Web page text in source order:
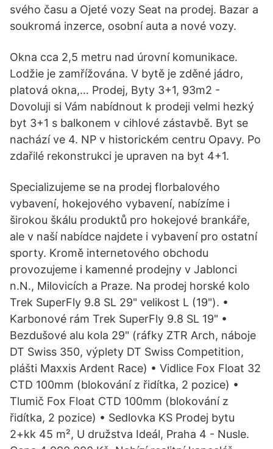
svého času a Ojeté vozy Seat na prodej. Bazar a
soukromá inzerce, osobní auta a nové vozy.
Okna cca 2,5 metru nad úrovní komunikace.
Lodžie je zamřížována. V bytě je zděné jádro,
platová okna,… Prodej, Byty 3+1, 93m2 -
Dovoluji si Vám nabídnout k prodeji velmi hezký
byt 3+1 s balkonem v cihlové zástavbě. Byt se
nachází ve 4. NP v historickém centru Opavy. Po
zdařilé rekonstrukci je upraven na byt 4+1.
Specializujeme se na prodej florbalového
vybavení, hokejového vybavení, nabízíme i
širokou škálu produktů pro hokejové brankáře,
ale v naší nabídce najdete i vybavení pro ostatní
sporty. Kromě internetového obchodu
provozujeme i kamenné prodejny v Jablonci
n.N., Milovicích a Praze. Na prodej horské kolo
Trek SuperFly 9.8 SL 29" velikost L (19"). •
Karbonové rám Trek SuperFly 9.8 SL 19" •
Bezdušové alu kola 29" (ráfky ZTR Arch, náboje
DT Swiss 350, výplety DT Swiss Competition,
plášti Maxxis Ardent Race) • Vidlice Fox Float 32
CTD 100mm (blokování z řidítka, 2 pozice) •
Tlumič Fox Float CTD 100mm (blokování z
řidítka, 2 pozice) • Sedlovka KS Prodej bytu
2+kk 45 m², U družstva Ideál, Praha 4 - Nusle.